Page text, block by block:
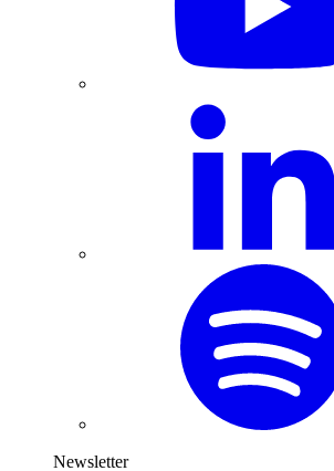
Newsletter